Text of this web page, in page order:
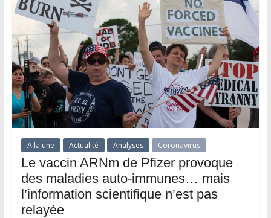
A la une Actualité Analyses Coronavirus
Le vaccin ARNm de Pfizer provoque
des maladies auto-immunes… mais
l’information scientifique n’est pas
relayée